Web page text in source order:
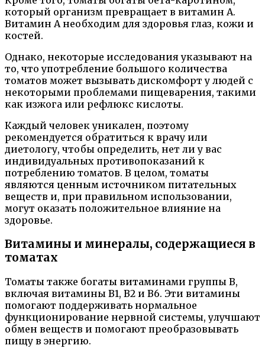
который организм превращает в витамин А.
Витамин A необходим для здоровья глаз, кожи и
костей.
Однако, некоторые исследования указывают на
то, что употребление большого количества
томатов может вызывать дискомфорт у людей с
некоторыми проблемами пищеварения, такими
как изжога или рефлюкс кислоты.
Каждый человек уникален, поэтому
рекомендуется обратиться к врачу или
диетологу, чтобы определить, нет ли у вас
индивидуальных противопоказаний к
потреблению томатов. В целом, томаты
являются ценным источником питательных
веществ и, при правильном использовании,
могут оказать положительное влияние на
здоровье.
Витамины и минералы, содержащиеся в
томатах
Томаты также богаты витаминами группы В,
включая витамины В1, В2 и В6. Эти витамины
помогают поддерживать нормальное
функционирование нервной системы, улучшают
обмен веществ и помогают преобразовывать
пищу в энергию.